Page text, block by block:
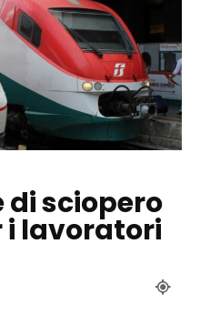
di sciopero
i lavoratori